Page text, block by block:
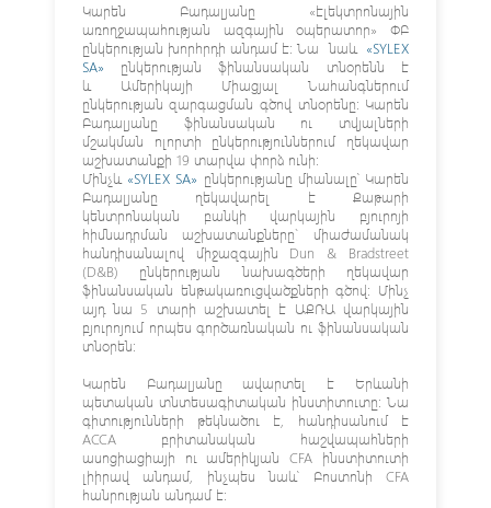
Կարեն Բադալյանը «էլեկտրոնային
առողջապահության ազգային օպերատոր» ՓԲ
ընկերության խորհրդի անդամ է։ Նա նաև «SYLEX
SA» ընկերության ֆինանսական տնօրենն է
և Ամերիկայի Միացյալ Նահանգներում
ընկերության զարգացման գծով տնօրենը։ Կարեն
Բադալյանը ֆինանսական ու տվյալների
մշակման ոլորտի ընկերություններում ղեկավար
աշխատանքի 19 տարվա փորձ ունի։
Մինչև «SYLEX SA» ընկերությանը միանալը՝ Կարեն
Բադալյանը ղեկավարել է Քաթարի
կենտրոնական բանկի վարկային բյուրոյի
հիմնադրման աշխատանքները` միաժամանակ
հանդիսանալով միջազգային Dun & Bradstreet
(D&B) ընկերության նախագծերի ղեկավար
ֆինանսական ենթակառուցվածքների գծով։ Մինչ
այդ նա 5 տարի աշխատել է ԱՔՌԱ վարկային
բյուրոյում որպես գործառնական ու ֆինանսական
տնօրեն։
Կարեն Բադալյանը ավարտել է Երևանի
պետական տնտեսագիտական ինստիտուտը: Նա
գիտությունների թեկնածու է, հանդիսանում է
ACCA բրիտանական հաշվապահների
ասոցիացիայի ու ամերիկյան CFA ինստիտուտի
լիիրավ անդամ, ինչպես նաև՝ Բոստոնի CFA
հանրության անդամ է։